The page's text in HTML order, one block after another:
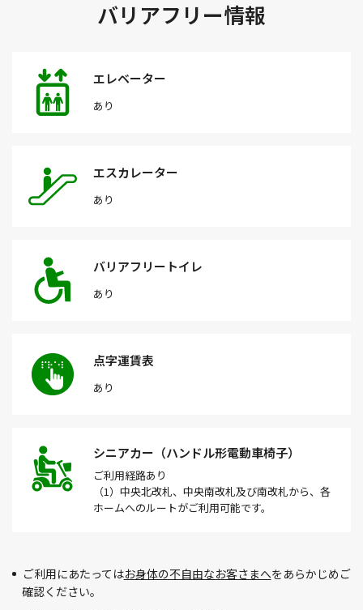
バリアフリー情報
エレベーター
あり
エスカレーター
あり
バリアフリートイレ
あり
点字運賃表
あり
シニアカー（ハンドル形電動車椅子）
ご利用経路あり
（1）中央北改札、中央南改札及び南改札から、各
ホームへのルートがご利用可能です。
ご利用にあたってはお身体の不自由なお客さまへをあらかじめご
確認ください。